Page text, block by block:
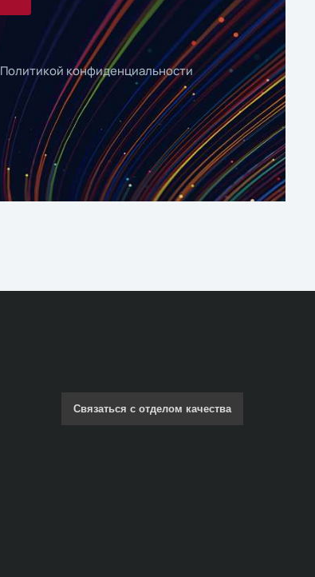
Политикой конфиденциальности
Связаться с отделом качества